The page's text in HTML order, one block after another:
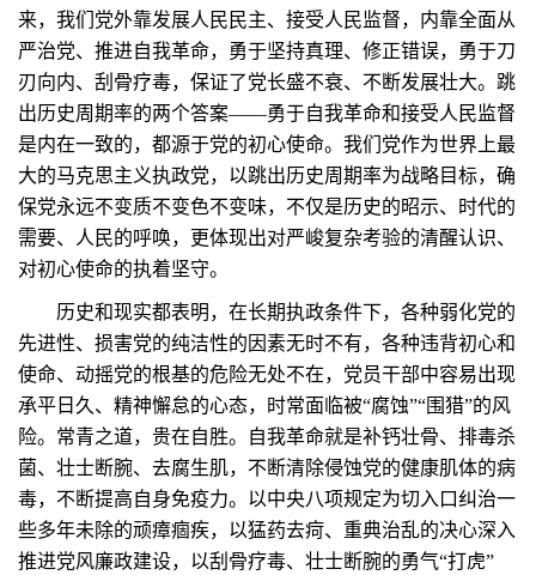
来，我们党外靠发展人民民主、接受人民监督，内靠全面从
严治党、推进自我革命，勇于坚持真理、修正错误，勇于刀
刃向内、刮骨疗毒，保证了党长盛不衰、不断发展壮大。跳
出历史周期率的两个答案——勇于自我革命和接受人民监督
是内在一致的，都源于党的初心使命。我们党作为世界上最
大的马克思主义执政党，以跳出历史周期率为战略目标，确
保党永远不变质不变色不变味，不仅是历史的昭示、时代的
需要、人民的呼唤，更体现出对严峻复杂考验的清醒认识、
对初心使命的执着坚守。
历史和现实都表明，在长期执政条件下，各种弱化党的
先进性、损害党的纯洁性的因素无时不有，各种违背初心和
使命、动摇党的根基的危险无处不在，党员干部中容易出现
承平日久、精神懈怠的心态，时常面临被“腐蚀”“围猎”的风
险。常青之道，贵在自胜。自我革命就是补钙壮骨、排毒杀
菌、壮士断腕、去腐生肌，不断清除侵蚀党的健康肌体的病
毒，不断提高自身免疫力。以中央八项规定为切入口纠治一
些多年未除的顽瘴痼疾，以猛药去疴、重典治乱的决心深入
推进党风廉政建设，以刮骨疗毒、壮士断腕的勇气“打虎”